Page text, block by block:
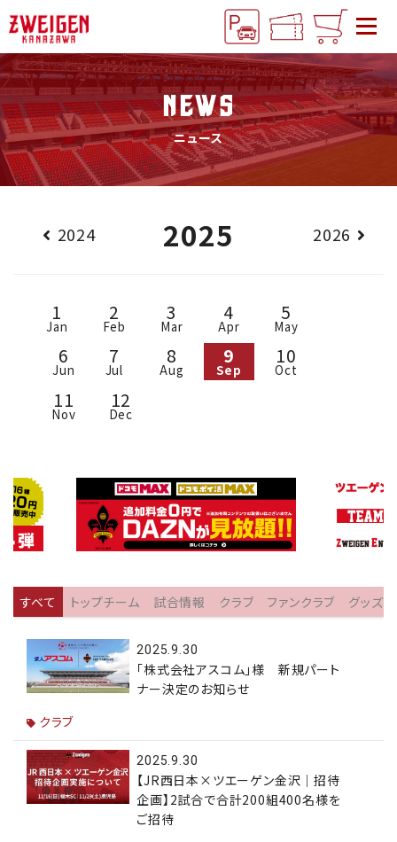
NEWS
ニュース
2024 2025 2026
1
Jan
2
Feb
3
Mar
4
Apr
5
May
6
Jun
7
Jul
8
Aug
9
Sep
10
Oct
11
Nov
12
Dec
すべて トップチーム 試合情報 クラブ ファンクラブ グッズ
2025.9.30
「株式会社アスコム」様 新規パート
ナー決定のお知らせ
クラブ
2025.9.30
【JR西日本×ツエーゲン金沢｜招待
企画】2試合で合計200組400名様を
ご招待